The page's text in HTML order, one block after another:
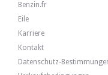
Benzin.fr
Eile
Karriere
Kontakt
Datenschutz-